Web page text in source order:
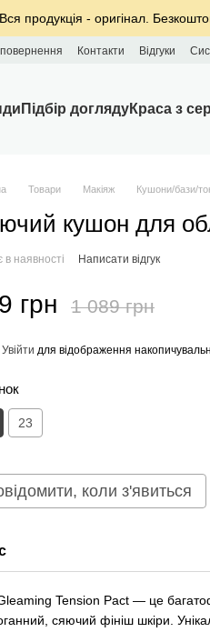
продукція - оригінал.
Контакти Відгуки
Підбір доглядуКраса з
Товари Макіяж Кушони/бази/
кушон для
в наявності Написати відгук
грн 1 089 грн
Увійти для відображення
23
коли з'явиться
Tension Pact — це
сяючий фініш шкіри.